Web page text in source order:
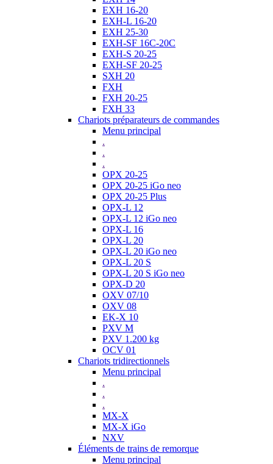
EXH 16-20
EXH-L 16-20
EXH 25-30
EXH-SF 16C-20C
EXH-S 20-25
EXH-SF 20-25
SXH 20
FXH
FXH 20-25
FXH 33
Chariots préparateurs de commandes
Menu principal
.
.
.
OPX 20-25
OPX 20-25 iGo neo
OPX 20-25 Plus
OPX-L 12
OPX-L 12 iGo neo
OPX-L 16
OPX-L 20
OPX-L 20 iGo neo
OPX-L 20 S
OPX-L 20 S iGo neo
OPX-D 20
OXV 07/10
OXV 08
EK-X 10
PXV M
PXV 1.200 kg
OCV 01
Chariots tridirectionnels
Menu principal
.
.
.
MX-X
MX-X iGo
NXV
Éléments de trains de remorque
Menu principal